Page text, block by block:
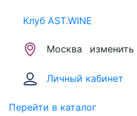
Клуб AST.WINE
Москва изменить
Личный кабинет
Перейти в каталог